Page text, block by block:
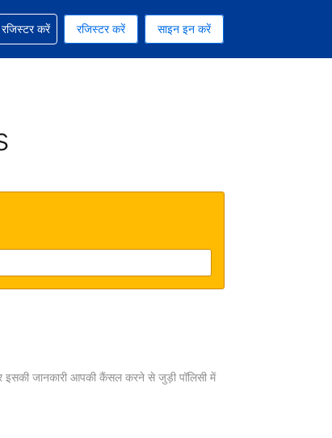
चुना हुआ है
भाषा को चुना हुआ है
पाएं
रजिस्टर करें रजिस्टर करें साइन इन करें
इसकी जानकारी आपकी कैंसल करने से जुड़ी पॉलिसी में